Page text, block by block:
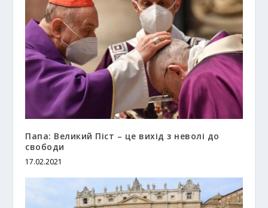
Папа: Великий Піст – це вихід з неволі до
свободи
17.02.2021